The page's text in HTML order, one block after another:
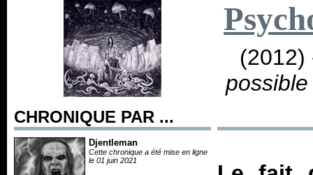
CHRONIQUE PAR ...
Djentleman
Cette chronique a été mise en ligne
le 01 juin 2021
possible